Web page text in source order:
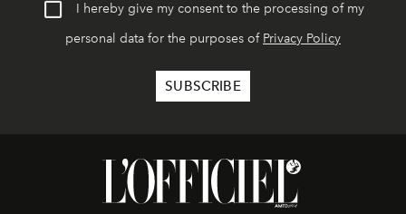
I hereby give my consent to the processing of my
personal data for the purposes of Privacy Policy